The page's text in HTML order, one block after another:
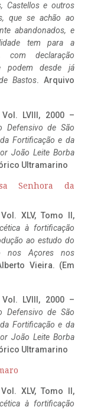
Castellos e outros
que se achão ao
abandonados, e
tem para a
declaração
podem desde já
Bastos. Arquivo
LVIII, 2000 –
Defensivo de São
Fortificação e da
João Leite Borba
Ultramarino
Senhora da
XLV, Tomo II,
à fortificação
ao estudo do
nos Açores nos
Vieira. (Em
LVIII, 2000 –
Defensivo de São
Fortificação e da
João Leite Borba
Ultramarino
XLV, Tomo II,
à fortificação